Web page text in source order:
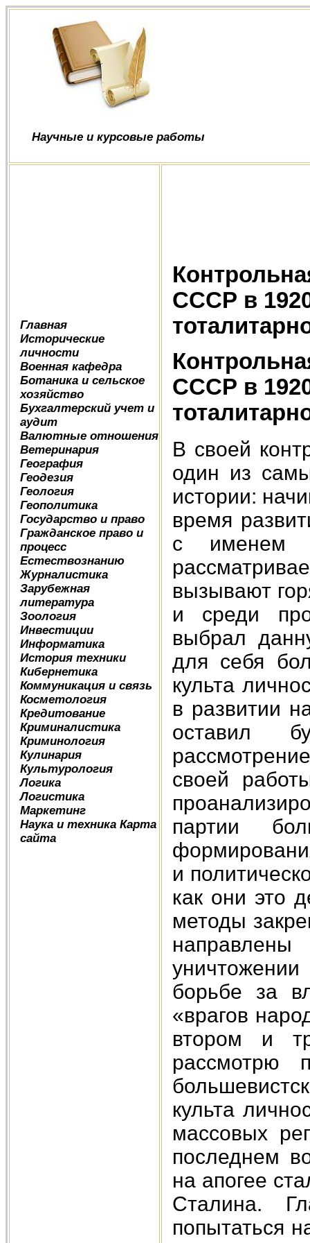
Научные и курсовые работы
Главная
Исторические
личности
Военная кафедра
Ботаника и сельское
хозяйство
Бухгалтерский учет и
аудит
Валютные отношения
Ветеринария
География
Геодезия
Геология
Геополитика
Государство и право
Гражданское право и
процесс
Естествознанию
Журналистика
Зарубежная
литература
Зоология
Инвестиции
Информатика
История техники
Кибернетика
Коммуникация и связь
Косметология
Кредитование
Криминалистика
Криминология
Кулинария
Культурология
Логика
Логистика
Маркетинг
Наука и техника Карта
сайта
СССР в
СССР в
В своей
один из
истории:
время
с именем
вызывают
и среди
выбрал
для себя
культа
в развитии
оставил
своей
партии
и
как они это
методы
борьбе за
«врагов
втором и
рассмотрю
культа
массовых
последнем
на апогее
Сталина.
попытаться